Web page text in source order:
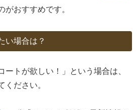
がおすすめです。
い場合は？
ートが欲しい！」という場合は、
ください。